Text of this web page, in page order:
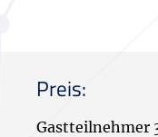
Preis:
Gastteilnehmer